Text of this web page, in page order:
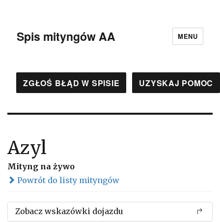
Spis mityngów AA MENU
ZGŁOŚ BŁĄD W SPISIE UZYSKAJ POMOC
Azyl
Mityng na żywo
Powrót do listy mityngów
Zobacz wskazówki dojazdu